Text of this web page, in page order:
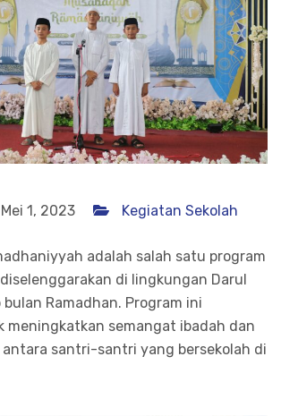
Mei 1, 2023 Kegiatan Sekolah
adalah salah satu program
di lingkungan Darul
Ramadhan. Program ini
semangat ibadah dan
antara santri-santri yang bersekolah di